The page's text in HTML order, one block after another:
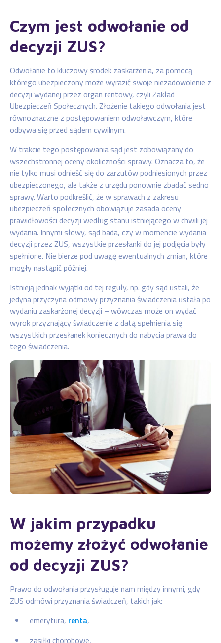
Czym jest odwołanie od
decyzji ZUS?
Odwołanie to kluczowy środek zaskarżenia, za pomocą
którego ubezpieczony może wyrazić swoje niezadowolenie z
decyzji wydanej przez organ rentowy, czyli Zakład
Ubezpieczeń Społecznych. Złożenie takiego odwołania jest
równoznaczne z postępowaniem odwoławczym, które
odbywa się przed sądem cywilnym.
W trakcie tego postępowania sąd jest zobowiązany do
wszechstronnej oceny okoliczności sprawy. Oznacza to, że
nie tylko musi odnieść się do zarzutów podniesionych przez
ubezpieczonego, ale także z urzędu ponownie zbadać sedno
sprawy. Warto podkreślić, że w sprawach z zakresu
ubezpieczeń społecznych obowiązuje zasada oceny
prawidłowości decyzji według stanu istniejącego w chwili jej
wydania. Innymi słowy, sąd bada, czy w momencie wydania
decyzji przez ZUS, wszystkie przesłanki do jej podjęcia były
spełnione. Nie bierze pod uwagę ewentualnych zmian, które
mogły nastąpić później.
Istnieją jednak wyjątki od tej reguły, np. gdy sąd ustali, że
jedyna przyczyna odmowy przyznania świadczenia ustała po
wydaniu zaskarżonej decyzji – wówczas może on wydać
wyrok przyznający świadczenie z datą spełnienia się
wszystkich przesłanek koniecznych do nabycia prawa do
tego świadczenia.
W jakim przypadku
możemy złożyć odwołanie
od decyzji ZUS?
Prawo do odwołania przysługuje nam między innymi, gdy
ZUS odmówi przyznania świadczeń, takich jak:
emerytura, renta,
zasiłki chorobowe,